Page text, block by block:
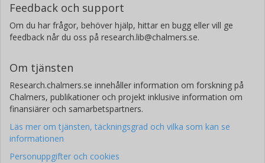
Feedback och support
Om du har frågor, behöver hjälp, hittar en bugg eller vill ge
feedback når du oss på research.lib@chalmers.se.
Om tjänsten
Research.chalmers.se innehåller information om forskning på
Chalmers, publikationer och projekt inklusive information om
finansiärer och samarbetspartners.
Läs mer om tjänsten, täckningsgrad och vilka som kan se
informationen
Personuppgifter och cookies